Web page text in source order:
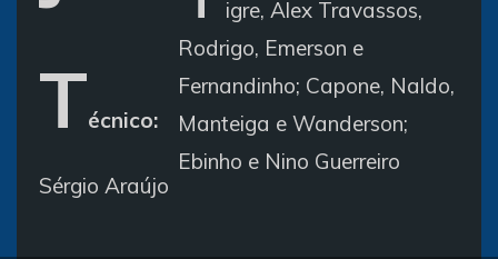
igre, Alex Travassos,
Rodrigo, Emerson e
Fernandinho; Capone, Naldo,
Manteiga e Wanderson;
Ebinho e Nino Guerreiro
Técnico:
Sérgio Araújo